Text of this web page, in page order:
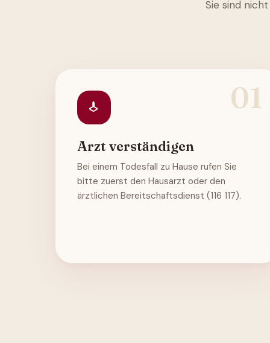
Sie sind
01
Arzt verständigen
Bei einem Todesfall zu Hause rufen Sie
bitte zuerst den Hausarzt oder den
ärztlichen Bereitschaftsdienst (116 117).